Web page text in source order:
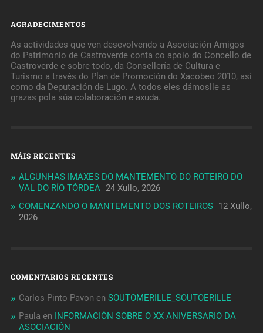
AGRADECIMENTOS
As actividades que ven desevolvendo a Asociación Amigos
do Patrimonio de Castroverde conta co apoio do Concello de
Castroverde e sobre todo, da Consellería de Cultura e
Turismo a través do Plan de Promoción do Xacobeo 2010, así
como da Deputación de Lugo. A todos eles dámoslle as
grazas pola súa colaboración e axuda.
MÁIS RECENTES
ALGUNHAS IMAXES DO MANTEMENTO DO ROTEIRO DO
VAL DO RÍO TÓRDEA 24 Xullo, 2026
COMENZANDO O MANTEMENTO DOS ROTEIROS 12 Xullo,
2026
COMENTARIOS RECENTES
Carlos Pinto Pavon en SOUTOMERILLE_SOUTOERILLE
Paula en INFORMACIÓN SOBRE O XX ANIVERSARIO DA
ASOCIACIÓN